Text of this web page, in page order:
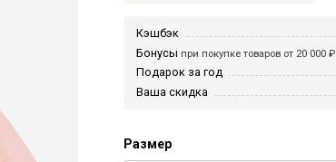
Кэшбэк
Бонусы при покупке товаров от 20 000 ₽
Подарок за год
Ваша скидка
Размер